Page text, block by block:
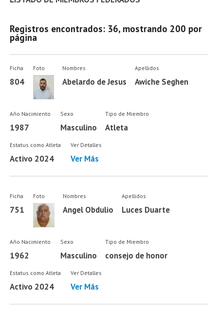
Registros encontrados: 36, mostrando 200 por
página
Ficha
804
Foto Nombres
Abelardo de Jesus
Apellidos
Awiche Seghen
Año Nacimiento
1987
Sexo
Masculino
Tipo de Miembro
Atleta
Estatus como Atleta
Activo 2024
Ver Detalles
Ver Más
Ficha
751
Foto Nombres
Angel Obdulio
Apellidos
Luces Duarte
Año Nacimiento
1962
Sexo
Masculino
Tipo de Miembro
consejo de honor
Estatus como Atleta
Activo 2024
Ver Detalles
Ver Más